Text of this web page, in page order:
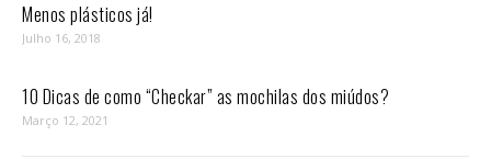
Menos plásticos já!
Julho 16, 2018
10 Dicas de como “Checkar” as mochilas dos miúdos?
Março 12, 2021